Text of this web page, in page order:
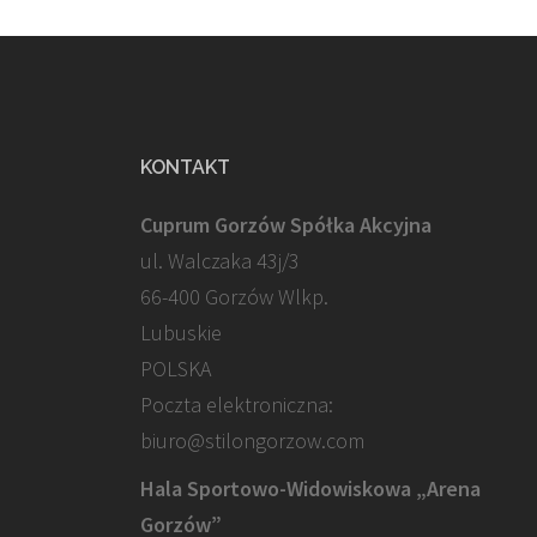
KONTAKT
Cuprum Gorzów Spółka Akcyjna
ul. Walczaka 43j/3
66-400 Gorzów Wlkp.
Lubuskie
POLSKA
Poczta elektroniczna:
biuro@stilongorzow.com
Hala Sportowo-Widowiskowa „Arena
Gorzów”